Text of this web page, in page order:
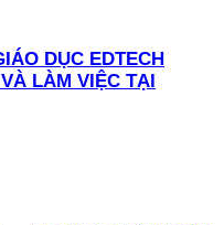
DỤC EDTECH
LÀM VIỆC TẠI